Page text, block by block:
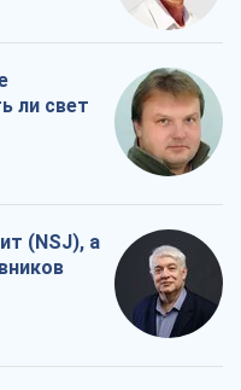
ли свет
(NSJ), а